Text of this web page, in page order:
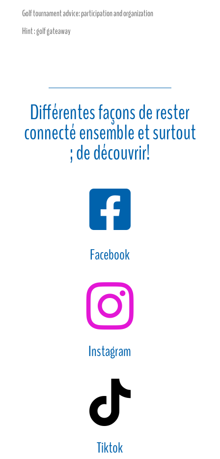
Golf tournament advice: participation and organization
Hint : golf gateaway
Différentes façons de rester
connecté ensemble et surtout
; de découvrir!

Facebook

Instagram

Tiktok